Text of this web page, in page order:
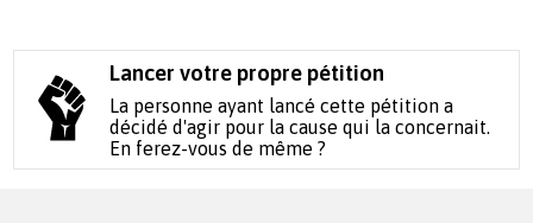
Lancer votre propre pétition
La personne ayant lancé cette pétition a
décidé d'agir pour la cause qui la concernait.
En ferez-vous de même ?